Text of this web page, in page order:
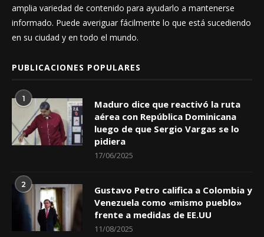
amplia variedad de contenido para ayudarlo a mantenerse
informado. Puede averiguar fácilmente lo que está sucediendo
en su ciudad y en todo el mundo.
PUBLICACIONES POPULARES
1
Maduro dice que reactivó la ruta
aérea con República Dominicana
luego de que Sergio Vargas se lo
pidiera
17/06/2025
2
Gustavo Petro califica a Colombia y
Venezuela como «mismo pueblo»
frente a medidas de EE.UU
11/08/2025